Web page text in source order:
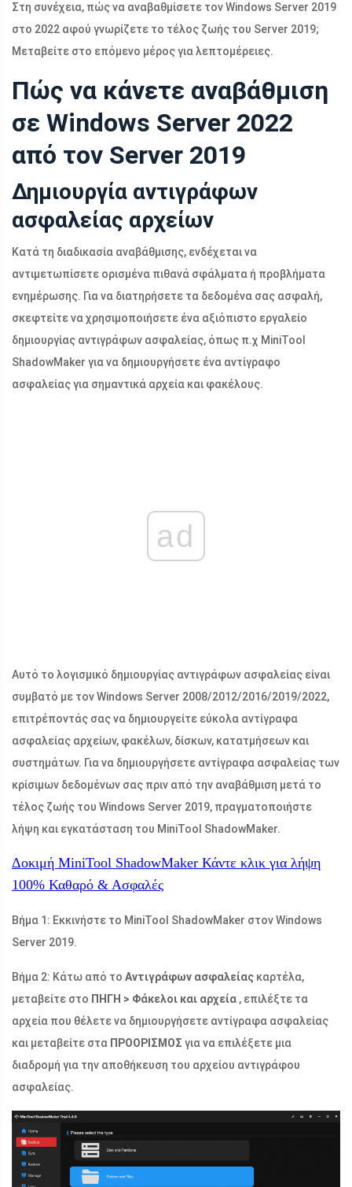
Στη συνέχεια, πώς να αναβαθμίσετε τον Windows Server 2019
στο 2022 αφού γνωρίζετε το τέλος ζωής του Server 2019;
Μεταβείτε στο επόμενο μέρος για λεπτομέρειες.
Πώς να κάνετε αναβάθμιση
σε Windows Server 2022
από τον Server 2019
Δημιουργία αντιγράφων
ασφαλείας αρχείων
Κατά τη διαδικασία αναβάθμισης, ενδέχεται να
αντιμετωπίσετε ορισμένα πιθανά σφάλματα ή προβλήματα
ενημέρωσης. Για να διατηρήσετε τα δεδομένα σας ασφαλή,
σκεφτείτε να χρησιμοποιήσετε ένα αξιόπιστο εργαλείο
δημιουργίας αντιγράφων ασφαλείας, όπως π.χ MiniTool
ShadowMaker για να δημιουργήσετε ένα αντίγραφο
ασφαλείας για σημαντικά αρχεία και φακέλους.
ad
Αυτό το λογισμικό δημιουργίας αντιγράφων ασφαλείας είναι
συμβατό με τον Windows Server 2008/2012/2016/2019/2022,
επιτρέποντάς σας να δημιουργείτε εύκολα αντίγραφα
ασφαλείας αρχείων, φακέλων, δίσκων, κατατμήσεων και
συστημάτων. Για να δημιουργήσετε αντίγραφα ασφαλείας των
κρίσιμων δεδομένων σας πριν από την αναβάθμιση μετά το
τέλος ζωής του Windows Server 2019, πραγματοποιήστε
λήψη και εγκατάσταση του MiniTool ShadowMaker.
Δοκιμή MiniTool ShadowMaker Κάντε κλικ για λήψη
100% Καθαρό & Ασφαλές
Βήμα 1: Εκκινήστε το MiniTool ShadowMaker στον Windows
Server 2019.
Βήμα 2: Κάτω από το Αντιγράφων ασφαλείας καρτέλα,
μεταβείτε στο ΠΗΓΗ > Φάκελοι και αρχεία , επιλέξτε τα
αρχεία που θέλετε να δημιουργήσετε αντίγραφα ασφαλείας
και μεταβείτε στα ΠΡΟΟΡΙΣΜΟΣ για να επιλέξετε μια
διαδρομή για την αποθήκευση του αρχείου αντιγράφου
ασφαλείας.